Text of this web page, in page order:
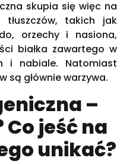
skupia się więc na
tłuszczów, takich jak
orzechy i nasiona,
białka zawartego w
i nabiale. Natomiast
są głównie warzywa.
–
jeść na
unikać?